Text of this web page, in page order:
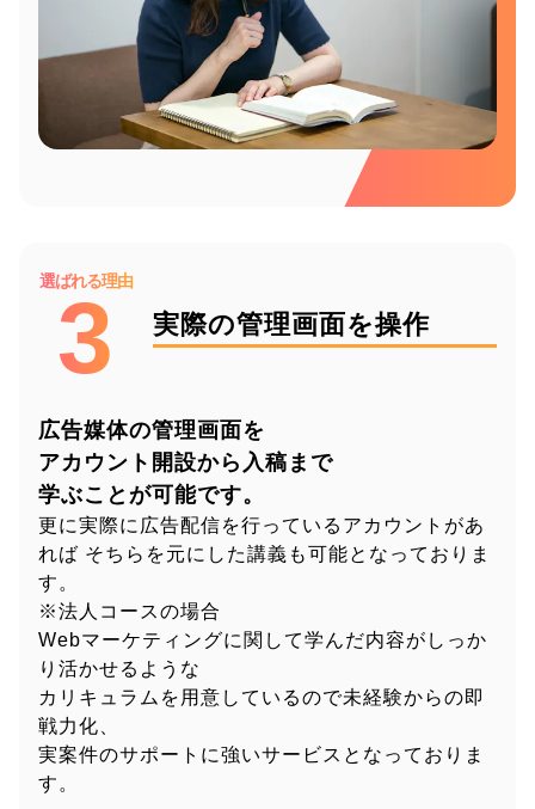
選ばれる理由
3 実際の管理画面を操作
広告媒体の管理画面を
アカウント開設から入稿まで
学ぶことが可能です。
更に実際に広告配信を行っているアカウントがあ
れば そちらを元にした講義も可能となっておりま
す。
※法人コースの場合
Webマーケティングに関して学んだ内容がしっか
り活かせるような
カリキュラムを用意しているので未経験からの即
戦力化、
実案件のサポートに強いサービスとなっておりま
す。